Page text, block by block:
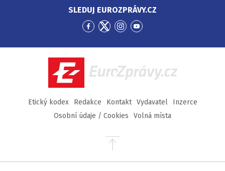
SLEDUJ EUROZPRÁVY.CZ
Přejít
Facebook
Přejít
Twitter
Přejít
Instagram
Přejít
YouTube
EuroZprávy.cz
Etický kodex Redakce Kontakt Vydavatel
Inzerce
Osobní údaje / Cookies
Volná místa
Přejít
stránky